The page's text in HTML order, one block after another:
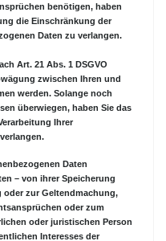
benötigen, haben
die Einschränkung der
Daten zu verlangen.
Art. 21 Abs. 1 DSGVO
zwischen Ihren und
werden. Solange noch
überwiegen, haben Sie das
Ihrer
Daten
– von ihrer Speicherung
oder zur Geltendmachung,
oder zum
oder juristischen Person
Interesses der